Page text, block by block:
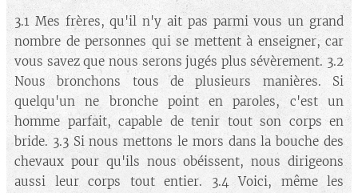
3.1 Mes frères, qu'il n'y ait pas parmi vous un grand
nombre de personnes qui se mettent à enseigner, car
vous savez que nous serons jugés plus sévèrement. 3.2
Nous bronchons tous de plusieurs manières. Si
quelqu'un ne bronche point en paroles, c'est un
homme parfait, capable de tenir tout son corps en
bride. 3.3 Si nous mettons le mors dans la bouche des
chevaux pour qu'ils nous obéissent, nous dirigeons
aussi leur corps tout entier. 3.4 Voici, même les